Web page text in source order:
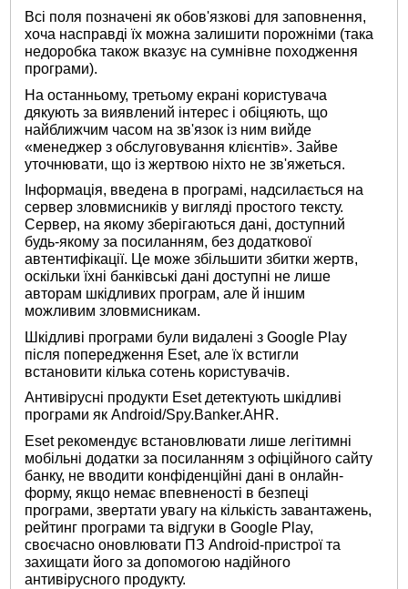
Всі поля позначені як обов'язкові для заповнення,
хоча насправді їх можна залишити порожніми (така
недоробка також вказує на сумнівне походження
програми).
На останньому, третьому екрані користувача
дякують за виявлений інтерес і обіцяють, що
найближчим часом на зв'язок із ним вийде
«менеджер з обслуговування клієнтів». Зайве
уточнювати, що із жертвою ніхто не зв'яжеться.
Інформація, введена в програмі, надсилається на
сервер зловмисників у вигляді простого тексту.
Сервер, на якому зберігаються дані, доступний
будь-якому за посиланням, без додаткової
автентифікації. Це може збільшити збитки жертв,
оскільки їхні банківські дані доступні не лише
авторам шкідливих програм, але й іншим
можливим зловмисникам.
Шкідливі програми були видалені з Google Play
після попередження Eset, але їх встигли
встановити кілька сотень користувачів.
Антивірусні продукти Eset детектують шкідливі
програми як Android/Spy.Banker.AHR.
Eset рекомендує встановлювати лише легітимні
мобільні додатки за посиланням з офіційного сайту
банку, не вводити конфіденційні дані в онлайн-
форму, якщо немає впевненості в безпеці
програми, звертати увагу на кількість завантажень,
рейтинг програми та відгуки в Google Play,
своєчасно оновлювати ПЗ Android-пристрої та
захищати його за допомогою надійного
антивірусного продукту.